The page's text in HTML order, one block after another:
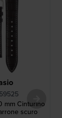
mm Cinturino
scuro